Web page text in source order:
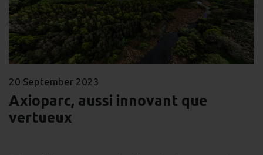
20 September 2023
Axioparc, aussi innovant que
vertueux